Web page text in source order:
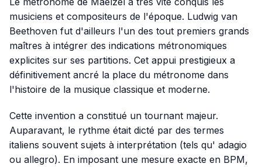
musiciens et compositeurs de l'époque. Ludwig van
Beethoven fut d'ailleurs l'un des tout premiers grands
maîtres à intégrer des indications métronomiques
explicites sur ses partitions. Cet appui prestigieux a
définitivement ancré la place du métronome dans
l'histoire de la musique classique et moderne.
Cette invention a constitué un tournant majeur.
Auparavant, le rythme était dicté par des termes
italiens souvent sujets à interprétation (tels qu' adagio
ou allegro). En imposant une mesure exacte en BPM,